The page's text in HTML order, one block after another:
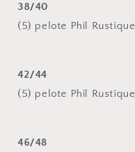
38/40
(5) pelote Phil Rustique
42/44
(5) pelote Phil Rustique
46/48